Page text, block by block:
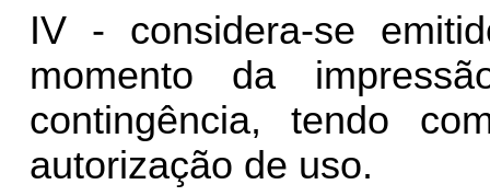
IV - considera-se
momento da
contingência, tendo
autorização de uso.